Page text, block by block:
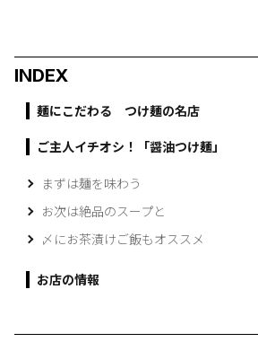
INDEX
麺にこだわる つけ麺の名店
ご主人イチオシ！「醤油つけ麺」
まずは麺を味わう
お次は絶品のスープと
〆にお茶漬けご飯もオススメ
お店の情報